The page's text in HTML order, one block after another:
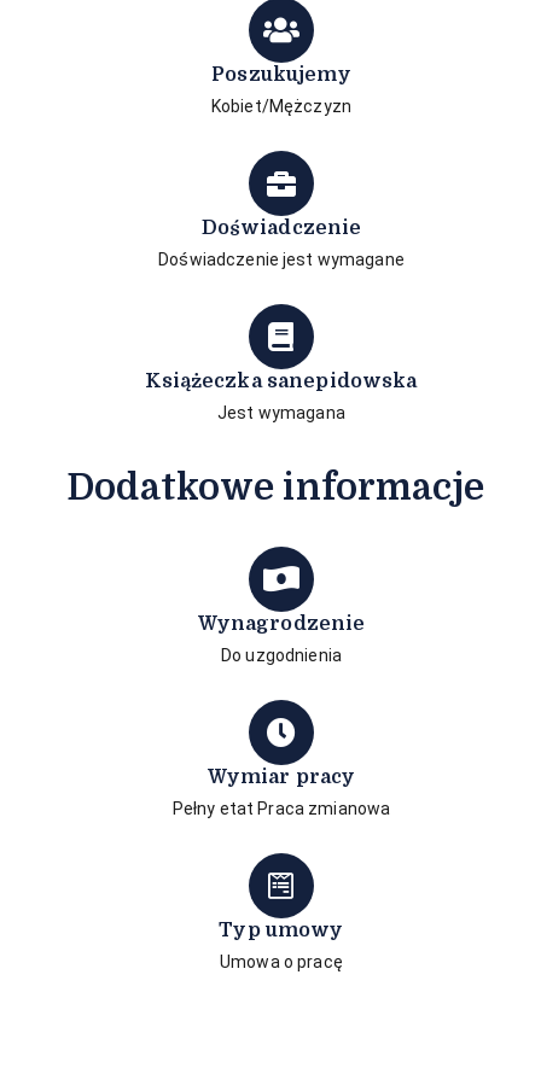
Poszukujemy
Kobiet/Mężczyzn
Doświadczenie
Doświadczenie jest wymagane
Książeczka sanepidowska
Jest wymagana
Dodatkowe informacje
Wynagrodzenie
Do uzgodnienia
Wymiar pracy
Pełny etat Praca zmianowa
Typ umowy
Umowa o pracę